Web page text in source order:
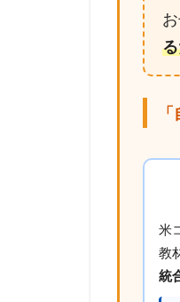
米
教
統